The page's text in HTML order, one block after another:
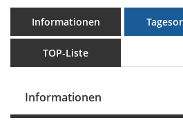
Informationen
TOP-Liste
Informationen